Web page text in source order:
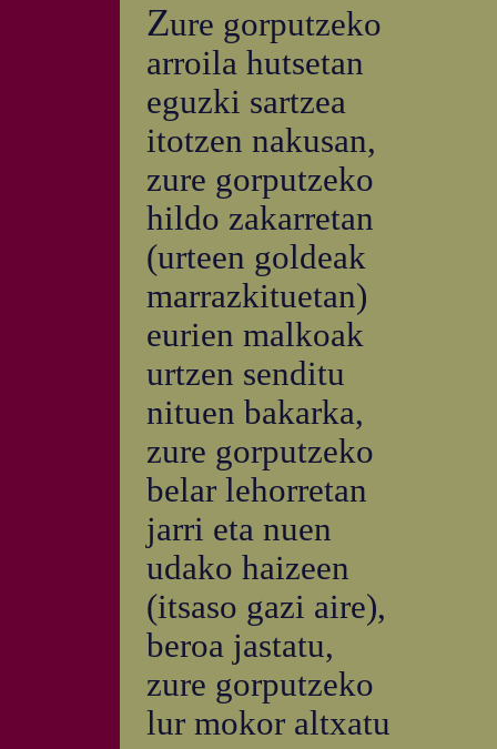
Zure gorputzeko
arroila hutsetan
eguzki sartzea
itotzen nakusan,
zure gorputzeko
hildo zakarretan
(urteen goldeak
marrazkituetan)
eurien malkoak
urtzen senditu
nituen bakarka,
zure gorputzeko
belar lehorretan
jarri eta nuen
udako haizeen
(itsaso gazi aire),
beroa jastatu,
zure gorputzeko
lur mokor altxatu